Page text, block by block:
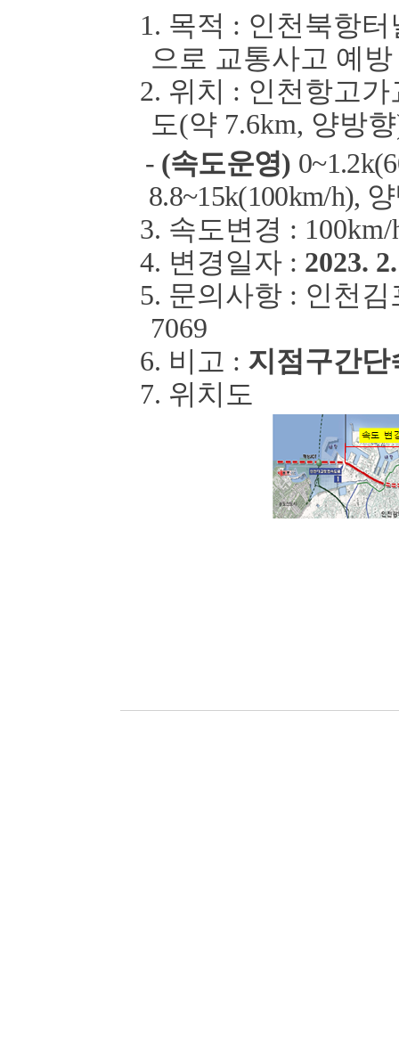
1. 목적 : 인천북항
으로 교통사고 예방
2. 위치 : 인천항고
도(약 7.6km, 양방향
- (속도운영)
8.8~15k(100km/h),
3. 속도변경 : 100km/
4. 변경일자 : 2023.
5. 문의사항 : 인천
7069
6. 비고 : 지점구간단
7. 위치도